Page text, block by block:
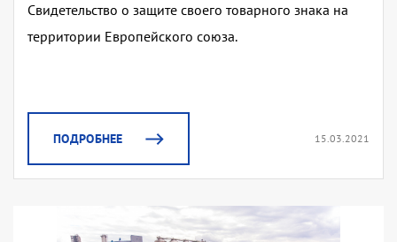
Свидетельство о защите своего товарного знака на
территории Европейского союза.
ПОДРОБНЕЕ 15.03.2021